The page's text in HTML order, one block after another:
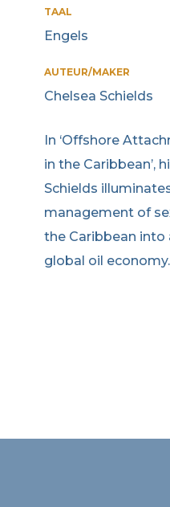
TAAL
Engels
AUTEUR/MAKER
Chelsea Schields
In ‘Offshore
in the Caribbean’,
Schields
management of
the Caribbean into
global oil economy.